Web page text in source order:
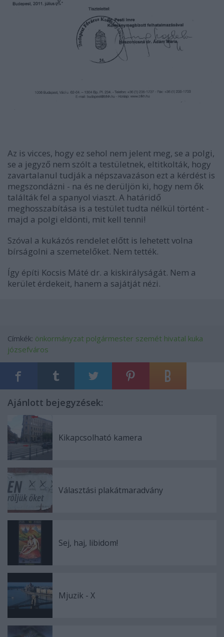
Az is vicces, hogy ez sehol nem jelent meg, se a polgi,
se a jegyző nem szólt a testületnek, eltitkolták, hogy
zavartalanul tudják a népszavazáson ezt a kérdést is
megszondázni - na és ne derüljön ki, hogy nem ők
találták fel a spanyol viaszt. A határidő
meghosszabítása is a testület tudta nélkül történt -
majd a polgi eldönti, mit kell tenni!
Szóval a kukázós rendelet előtt is lehetett volna
bírságolni a szemetelőket. Nem tették.
Így építi Kocsis Máté dr. a kiskirályságát. Nem a
kerület érdekeit, hanem a sajátját nézi.
Címkék: önkormányzat polgármester szemét hivatal kuka
józsefváros
Ajánlott bejegyzések:
Kikapcsolható kamera
Választási plakátmaradvány
Sej, haj, libidom!
Mjuzik - X